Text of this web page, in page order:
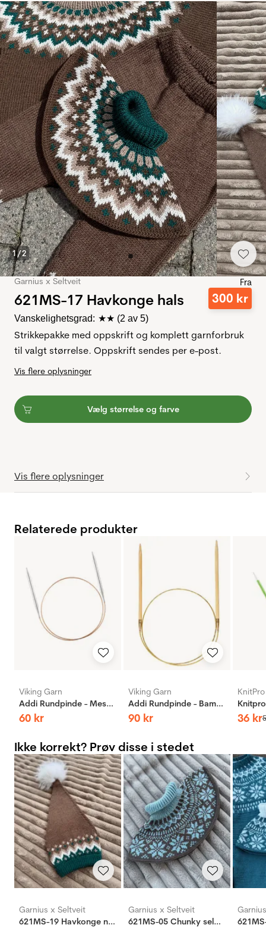
1/2
Garnius x Seltveit
621MS-17 Havkonge hals
Fra
300 kr
Vanskelighetsgrad: ★★ (2 av 5)
Strikkepakke med oppskrift og komplett garnforbruk
til valgt størrelse. Oppskrift sendes per e-post.
Vis flere oplysninger
Vælg størrelse og farve
Vis flere oplysninger
Relaterede produkter
Viking Garn
Addi Rundpinde - Messing
60 kr
Viking Garn
Addi Rundpinde - Bambus
90 kr
KnitPro
36 kr
Ikke korrekt? Prøv disse i stedet
Garnius x Seltveit
621MS-19 Havkonge nissehue
Garnius x Seltveit
621MS-05 Chunky selbu hals